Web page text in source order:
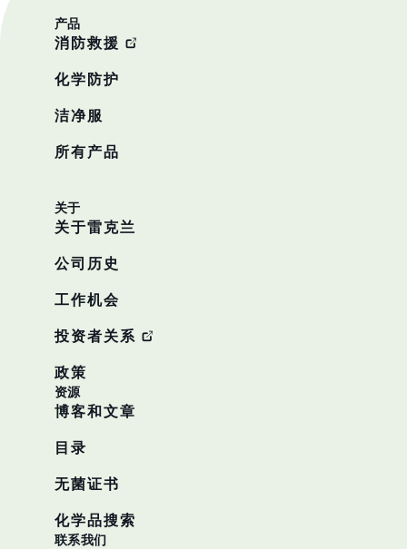
产品
消防救援
化学防护
洁净服
所有产品
关于
关于雷克兰
公司历史
工作机会
投资者关系
政策
资源
博客和文章
目录
无菌证书
化学品搜索
联系我们